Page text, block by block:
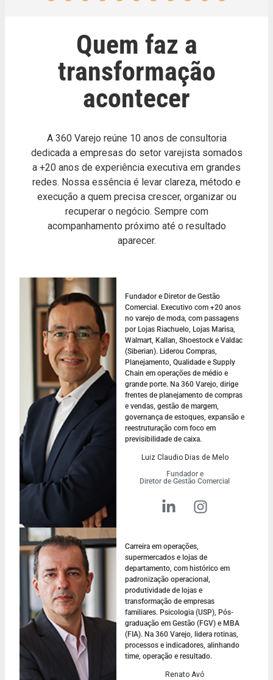
Quem faz a
transformação
acontecer
A 360 Varejo reúne 10 anos de consultoria
dedicada a empresas do setor varejista somados
a +20 anos de experiência executiva em grandes
redes. Nossa essência é levar clareza, método e
execução a quem precisa crescer, organizar ou
recuperar o negócio. Sempre com
acompanhamento próximo até o resultado
aparecer.
Fundador e Diretor de Gestão
Comercial. Executivo com +20 anos
no varejo de moda, com passagens
por Lojas Riachuelo, Lojas Marisa,
Walmart, Kallan, Shoestock e Valdac
(Siberian). Liderou Compras,
Planejamento, Qualidade e Supply
Chain em operações de médio e
grande porte. Na 360 Varejo, dirige
frentes de planejamento de compras
e vendas, gestão de margem,
governança de estoques, expansão e
reestruturação com foco em
previsibilidade de caixa.
Luiz Claudio Dias de Melo
Fundador e
Diretor de Gestão Comercial
Carreira em operações,
supermercados e lojas de
departamento, com histórico em
padronização operacional,
produtividade de lojas e
transformação de empresas
familiares. Psicologia (USP), Pós-
graduação em Gestão (FGV) e MBA
(FIA). Na 360 Varejo, lidera rotinas,
processos e indicadores, alinhando
time, operação e resultado.
Renato Avó